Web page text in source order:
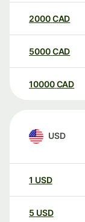
2000CAD
5000CAD
10000 CAD
USD
1 USD
5 USD